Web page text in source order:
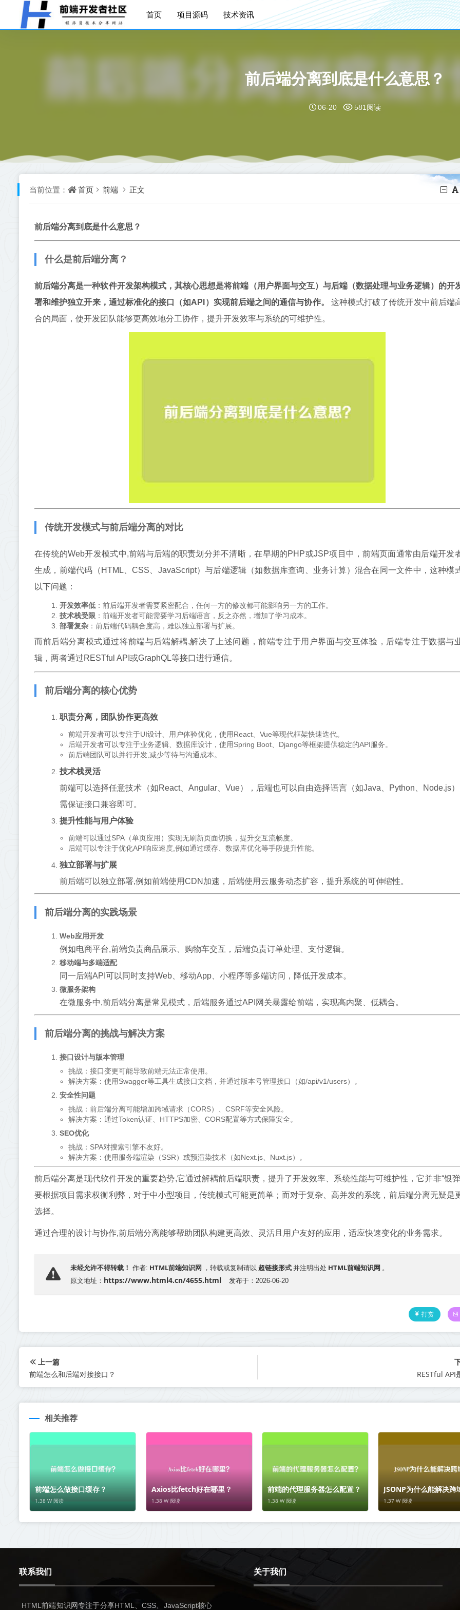
首页 项目源码 技术资讯
前后端分离到底是什么意思？
06-20 581阅读
当前位置： 首页 前端 正文
前后端分离到底是什么意思？
什么是前后端分离？
前后端分离是一种软件开发架构模式，其核心思想是将前端（用户界面与交互）与后端（数据处理与业务逻辑）的开
署和维护独立开来，通过标准化的接口（如API）实现前后端之间的通信与协作。
这种模式打破了传统开发中前后端
合的局面，使开发团队能够更高效地分工协作，提升开发效率与系统的可维护性。
传统开发模式与前后端分离的对比
在传统的Web开发模式中,前端与后端的职责划分并不清晰，在早期的PHP或JSP项目中，前端页面通常由后端开发
生成，前端代码（HTML、CSS、JavaScript）与后端逻辑（如数据库查询、业务计算）混合在同一文件中，这种模
以下问题：
开发效率低 ：前后端开发者需要紧密配合，任何一方的修改都可能影响另一方的工作。
技术栈受限 ：前端开发者可能需要学习后端语言，反之亦然，增加了学习成本。
部署复杂 ：前后端代码耦合度高，难以独立部署与扩展。
而前后端分离模式通过将前端与后端解耦,解决了上述问题，前端专注于用户界面与交互体验，后端专注于数据与
辑，两者通过RESTful API或GraphQL等接口进行通信。
前后端分离的核心优势
职责分离，团队协作更高效
前端开发者可以专注于UI设计、用户体验优化，使用React、Vue等现代框架快速迭代。
后端开发者可以专注于业务逻辑、数据库设计，使用Spring Boot、Django等框架提供稳定的API服务。
前后端团队可以并行开发,减少等待与沟通成本。
技术栈灵活
前端可以选择任意技术（如React、Angular、Vue），后端也可以自由选择语言（如Java、Python、Node.js
需保证接口兼容即可。
提升性能与用户体验
前端可以通过SPA（单页应用）实现无刷新页面切换，提升交互流畅度。
后端可以专注于优化API响应速度,例如通过缓存、数据库优化等手段提升性能。
独立部署与扩展
前后端可以独立部署,例如前端使用CDN加速，后端使用云服务动态扩容，提升系统的可伸缩性。
前后端分离的实践场景
Web应用开发
例如电商平台,前端负责商品展示、购物车交互，后端负责订单处理、支付逻辑。
移动端与多端适配
同一后端API可以同时支持Web、移动App、小程序等多端访问，降低开发成本。
微服务架构
在微服务中,前后端分离是常见模式，后端服务通过API网关暴露给前端，实现高内聚、低耦合。
前后端分离的挑战与解决方案
接口设计与版本管理
挑战：接口变更可能导致前端无法正常使用。
解决方案：使用Swagger等工具生成接口文档，并通过版本号管理接口（如/api/v1/users）。
安全性问题
挑战：前后端分离可能增加跨域请求（CORS）、CSRF等安全风险。
解决方案：通过Token认证、HTTPS加密、CORS配置等方式保障安全。
SEO优化
挑战：SPA对搜索引擎不友好。
解决方案：使用服务端渲染（SSR）或预渲染技术（如Next.js、Nuxt.js）。
前后端分离是现代软件开发的重要趋势,它通过解耦前后端职责，提升了开发效率、系统性能与可维护性，它并非“银
要根据项目需求权衡利弊，对于中小型项目，传统模式可能更简单；而对于复杂、高并发的系统，前后端分离无疑是
选择。
通过合理的设计与协作,前后端分离能够帮助团队构建更高效、灵活且用户友好的应用，适应快速变化的业务需求。
未经允许不得转载！ 作者: HTML前端知识网 ，转载或复制请以 超链接形式 并注明出处 HTML前端知识网 。
原文地址： https://www.html4.cn/4655.html 发布于：2026-06-20
打赏
上一篇
前端怎么和后端对接接口？
RESTful API
相关推荐
前端怎么做接口缓存？
1.38 W 阅读
Axios比fetch好在哪里？
1.38 W 阅读
前端的代理服务器怎么配置？
1.38 W 阅读
JSONP为什么能解决跨
1.37 W 阅读
联系我们
HTML前端知识网专注于分享HTML、CSS、JavaScript核心
关于我们